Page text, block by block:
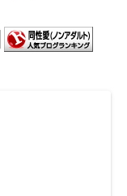
p
y